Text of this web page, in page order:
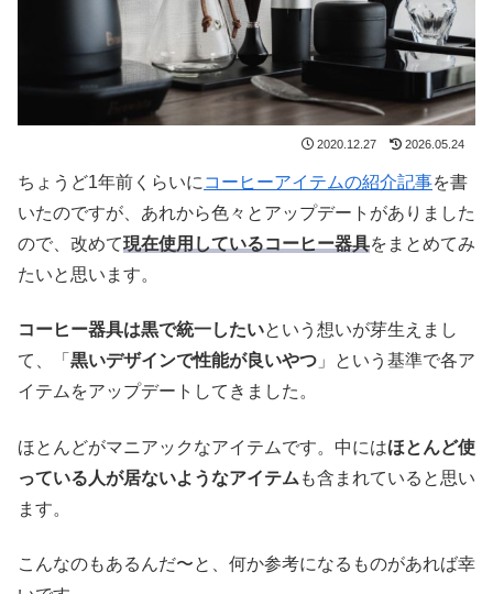
2020.12.27 2026.05.24
ちょうど1年前くらいに コーヒーアイテムの紹介記事を書
いたのですが、あれから色々とアップデートがありました
ので、改めて現在使用しているコーヒー器具をまとめてみ
たいと思います。
コーヒー器具は黒で統一したいという想いが芽生えまし
て、「 黒いデザインで性能が良いやつ 」という基準で各ア
イテムをアップデートしてきました。
ほとんどがマニアックなアイテムです。中にはほとんど使
っている人が居ないようなアイテム も含まれていると思い
ます。
こんなのもあるんだ〜と、何か参考になるものがあれば幸